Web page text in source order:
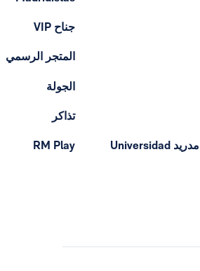
الأكاديمية الجامعية ريال مدريد Universidad
جناح VIP
المتجر الرسمي
الجولة
تذاكر
RM Play